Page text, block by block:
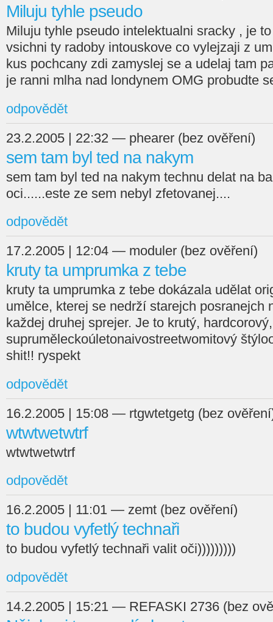
Miluju tyhle pseudo
Miluju tyhle pseudo intelektualni sracky , je
vsichni ty radoby intouskove co vylejzaji z
kus pochcany zdi zamyslej se a udelaj tam
je ranni mlha nad londynem OMG probudte
odpovědět
23.2.2005 | 22:32 — phearer (bez ověření)
sem tam byl ted na nakym
sem tam byl ted na nakym technu delat na
oci......este ze sem nebyl zfetovanej....
odpovědět
17.2.2005 | 12:04 — moduler (bez ověření)
kruty ta umprumka z tebe
kruty ta umprumka z tebe dokázala udělat
umělce, kterej se nedrží starejch posranejch
každej druhej sprejer. Je to krutý, hardcorový,
supruměleckoúletonaivostreetwomitový
shit!! ryspekt
odpovědět
16.2.2005 | 15:08 — rtgwtetgetg (bez
wtwtwetwtrf
wtwtwetwtrf
odpovědět
16.2.2005 | 11:01 — zemt (bez ověření)
to budou vyfetlý technaři
to budou vyfetlý technaři valit oči)))))))))
odpovědět
14.2.2005 | 15:21 — REFASKI 2736 (bez